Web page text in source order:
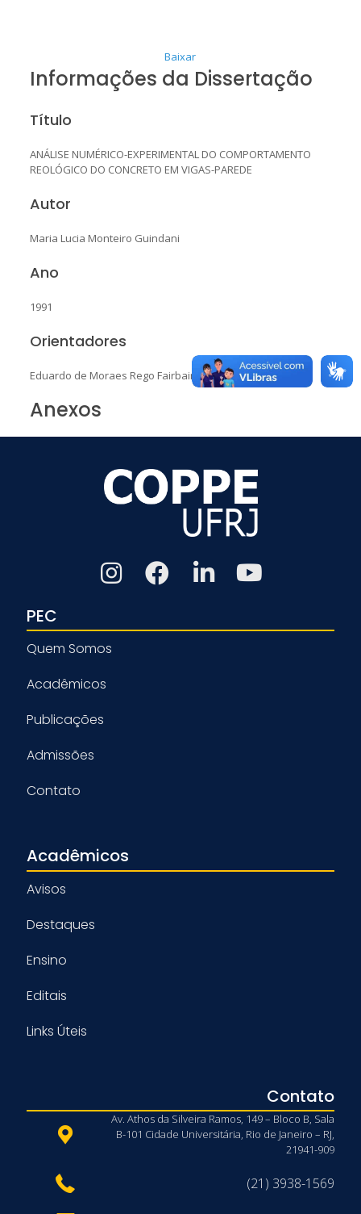
Baixar
Informações da Dissertação
Título
ANÁLISE NUMÉRICO-EXPERIMENTAL DO COMPORTAMENTO
REOLÓGICO DO CONCRETO EM VIGAS-PAREDE
Autor
Maria Lucia Monteiro Guindani
Ano
1991
Orientadores
Eduardo de Moraes Rego Fairbairn
Anexos
PEC
Quem Somos
Acadêmicos
Publicações
Admissões
Contato
Acadêmicos
Avisos
Destaques
Ensino
Editais
Links Úteis
Contato
Av. Athos da Silveira Ramos, 149 – Bloco B, Sala
B-101 Cidade Universitária, Rio de Janeiro – RJ,
21941-909
(21) 3938-1569